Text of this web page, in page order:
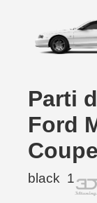
Parti
Ford
black 1